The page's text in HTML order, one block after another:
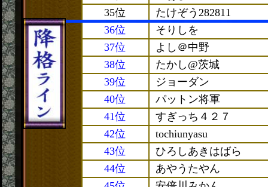
35位
たけぞう282811
36位
そりしを
37位
よし＠中野
38位
たかし@茨城
39位
ジョーダン
40位
パットン将軍
41位
すぎっち４２７
42位
tochiunyasu
43位
ひろしあきはばら
44位
あやうたやん